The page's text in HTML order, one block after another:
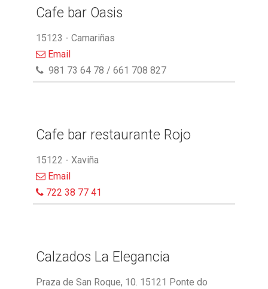
Cafe bar Oasis
15123 - Camariñas
Email
981 73 64 78 / 661 708 827
Cafe bar restaurante Rojo
15122 - Xaviña
Email
722 38 77 41
Calzados La Elegancia
Praza de San Roque, 10. 15121 Ponte do